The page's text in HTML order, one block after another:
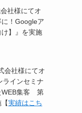
社様にてオ
！Googleア
】』を実施
会社様にてオ
ラインセミナ
WEB集客 第
実績はこち